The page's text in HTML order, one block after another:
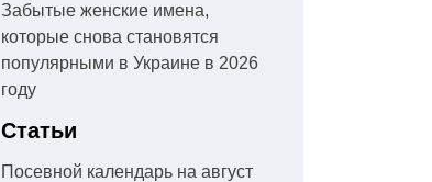
Забытые женские имена,
которые снова становятся
популярными в Украине в 2026
году
Статьи
Посевной календарь на август